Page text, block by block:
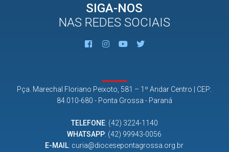
SIGA-NOS
NAS REDES SOCIAIS
Pça. Marechal Floriano Peixoto, 581 – 1º Andar Centro | CEP:
84.010-680 - Ponta Grossa - Paraná
TELEFONE: (42) 3224-1140
WHATSAPP: (42) 99943-0056
E-MAIL: curia@diocesepontagrossa.org.br